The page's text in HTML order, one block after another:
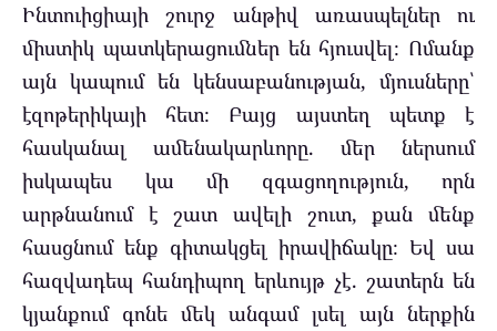
Ինտուիցիայի շուրջ անթիվ առասպելներ ու
միստիկ պատկերացումներ են հյուսվել։ Ոմանք
այն կապում են կենսաբանության, մյուսները՝
էզոթերիկայի հետ։ Բայց այստեղ պետք է
հասկանալ ամենակարևորը. մեր ներսում
իսկապես կա մի զգացողություն, որն
արթնանում է շատ ավելի շուտ, քան մենք
հասցնում ենք գիտակցել իրավիճակը։ Եվ սա
հազվադեպ հանդիպող երևույթ չէ. շատերն են
կյանքում գոնե մեկ անգամ լսել այն ներքին